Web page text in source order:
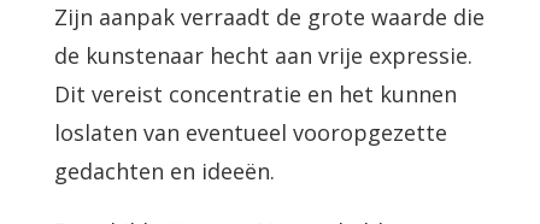
Zijn aanpak verraadt de grote waarde die
de kunstenaar hecht aan vrije expressie.
Dit vereist concentratie en het kunnen
loslaten van eventueel vooropgezette
gedachten en ideeën.